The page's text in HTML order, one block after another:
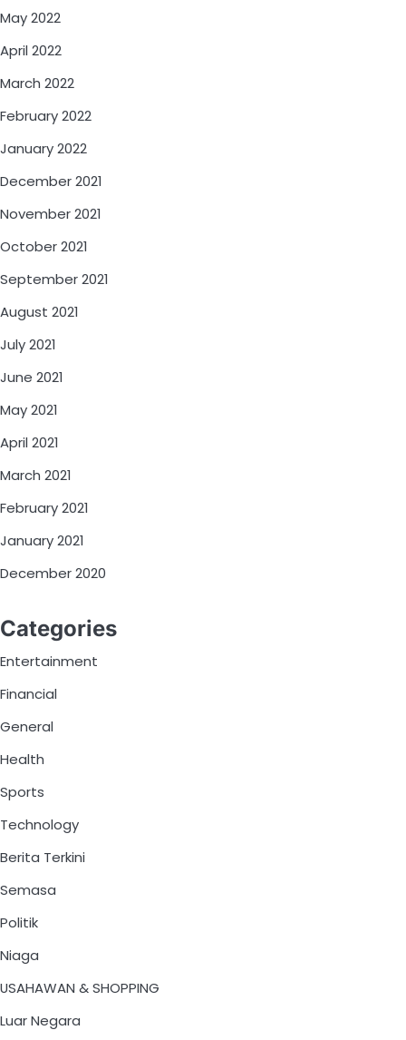
May 2022
April 2022
March 2022
February 2022
January 2022
December 2021
November 2021
October 2021
September 2021
August 2021
July 2021
June 2021
May 2021
April 2021
March 2021
February 2021
January 2021
December 2020
Categories
Entertainment
Financial
General
Health
Sports
Technology
Berita Terkini
Semasa
Politik
Niaga
USAHAWAN & SHOPPING
Luar Negara